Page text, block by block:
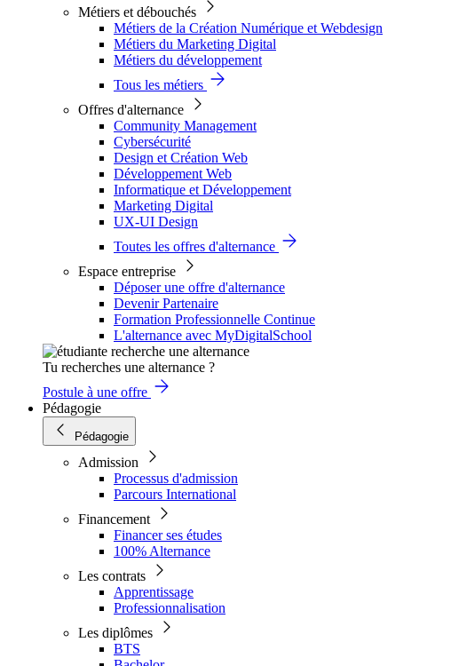
Métiers et débouchés
Métiers de la Création Numérique et Webdesign
Métiers du Marketing Digital
Métiers du développement
Tous les métiers
Offres d'alternance
Community Management
Cybersécurité
Design et Création Web
Développement Web
Informatique et Développement
Marketing Digital
UX-UI Design
Toutes les offres d'alternance
Espace entreprise
Déposer une offre d'alternance
Devenir Partenaire
Formation Professionnelle Continue
L'alternance avec MyDigitalSchool
Tu recherches une alternance ?
Postule à une offre
Pédagogie
Pédagogie
Admission
Processus d'admission
Parcours International
Financement
Financer ses études
100% Alternance
Les contrats
Apprentissage
Professionnalisation
Les diplômes
BTS